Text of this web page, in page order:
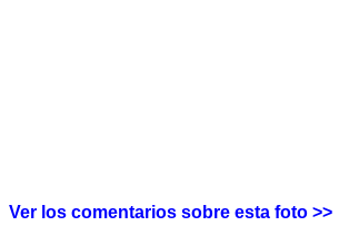
Ver los comentarios sobre esta foto >>